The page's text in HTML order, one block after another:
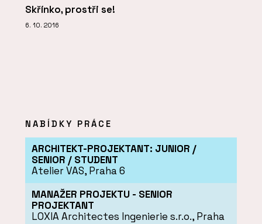
Skřínko, prostři se!
6. 10. 2016
NABÍDKY PRÁCE
ARCHITEKT-PROJEKTANT: JUNIOR /
SENIOR / STUDENT
Atelier VAS, Praha 6
MANAŽER PROJEKTU - SENIOR
PROJEKTANT
LOXIA Architectes Ingenierie s.r.o., Praha